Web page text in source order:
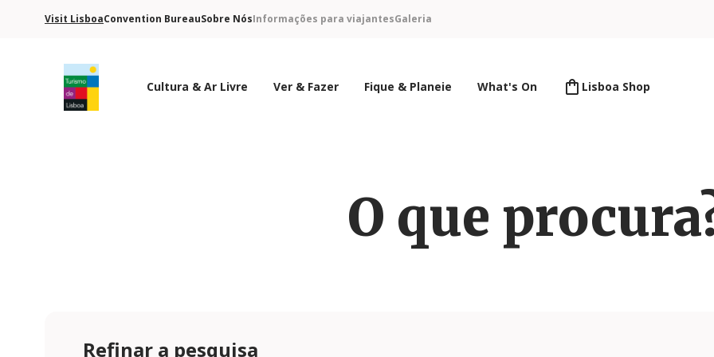
Visit LisboaConvention BureauSobre NósInformações para viajantesGaleria
Cultura & Ar Livre Ver & Fazer Fique & Planeie What's On Lisboa Shop
O que
Refinar a pesquisa